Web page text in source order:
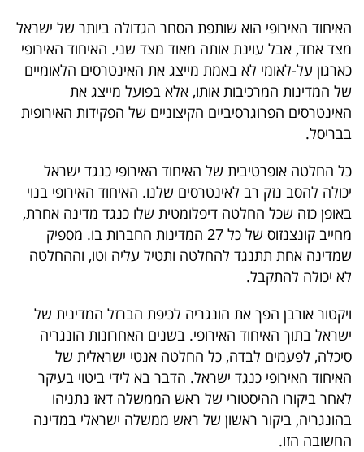
UNDER
40
שיתופי
פעולה
דרושים
ניוזלטרים
מייל
אדום
פרסמו
באייס
האיחוד האירופי הוא שותפת הסחר הגדולה ביותר של ישראל
מצד אחד, אבל עוינת אותה מאוד מצד שני. האיחוד האירופי
כארגון על-לאומי לא באמת מייצג את האינטרסים הלאומיים
של המדינות המרכיבות אותו, אלא בפועל מייצג את
האינטרסים הפרוגרסיביים הקיצוניים של הפקידות האירופית
בבריסל.
כל החלטה אופרטיבית של האיחוד האירופי כנגד ישראל
יכולה להסב נזק רב לאינטרסים שלנו. האיחוד האירופי בנוי
באופן כזה שכל החלטה דיפלומטית שלו כנגד מדינה אחרת,
מחייב קונצנזוס של כל 27 המדינות החברות בו. מספיק
שמדינה אחת תתנגד להחלטה ותטיל עליה וטו, וההחלטה
לא יכולה להתקבל.
ויקטור אורבן הפך את הונגריה לכיפת הברזל המדינית של
ישראל בתוך האיחוד האירופי. בשנים האחרונות הונגריה
סיכלה, לפעמים לבדה, כל החלטה אנטי ישראלית של
האיחוד האירופי כנגד ישראל. הדבר בא לידי ביטוי בעיקר
לאחר ביקורו ההיסטורי של ראש הממשלה דאז נתניהו
בהונגריה, ביקור ראשון של ראש ממשלה ישראלי במדינה
החשובה הזו.